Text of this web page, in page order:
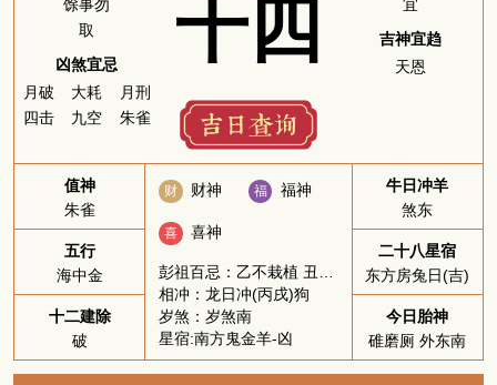
馀事勿
取
凶煞宜忌
月破
大耗
月刑
四击
九空 朱雀
十四
宜
吉神宜趋
天恩
值神
朱雀
五行
海中金
十二建除
破
财 财神 福 福神
喜 喜神
彭祖百忌：乙不栽植 丑不冠带
相冲：龙日冲(丙戌)狗
岁煞：岁煞南
星宿:南方鬼金羊-凶
牛日冲羊
煞东
二十八星宿
东方房兔日(吉)
今日胎神
碓磨厕 外东南